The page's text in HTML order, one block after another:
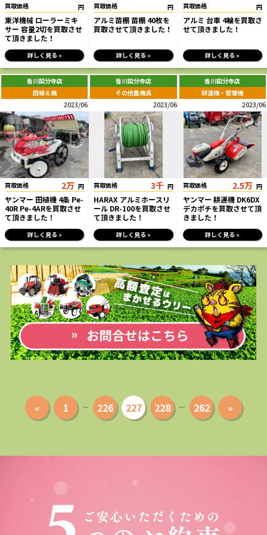
買取価格 円
東洋機械 ローラーミキ
サー 容量2切を買取させ
て頂きました！
詳しく見る »
買取価格 円
アルミ苗棚 苗棚 40枚を
買取させて頂きました！
詳しく見る »
買取価格 円
アルミ 台車 4輪を買取さ
せて頂きました！
詳しく見る »
香川国分寺店
田植え機
2023/06
買取価格 2万 円
ヤンマー 田植機 4条 Pe-
40R Pe-4ARを買取させ
て頂きました！
詳しく見る »
香川国分寺店
その他農機具
2023/06
買取価格 3千 円
HARAX アルミホースリ
ール DR-100を買取させ
て頂きました！
詳しく見る »
香川国分寺店
耕運機・管理機
2023/06
買取価格 2.5万 円
ヤンマー 耕運機 DK6DX
デカポチを買取させて頂
きました！
詳しく見る »
« 1 … 226 227 228 … 262 »